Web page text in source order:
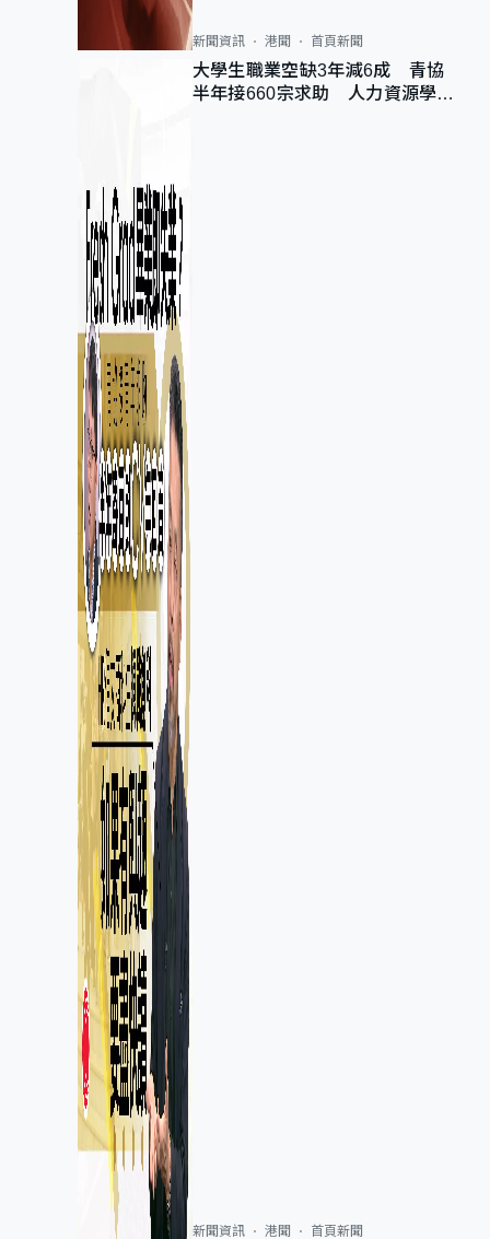
新聞資訊 港聞 首頁新聞
大學生職業空缺3年減6成 青協
半年接660宗求助 人力資源學
新聞資訊 港聞 首頁新聞